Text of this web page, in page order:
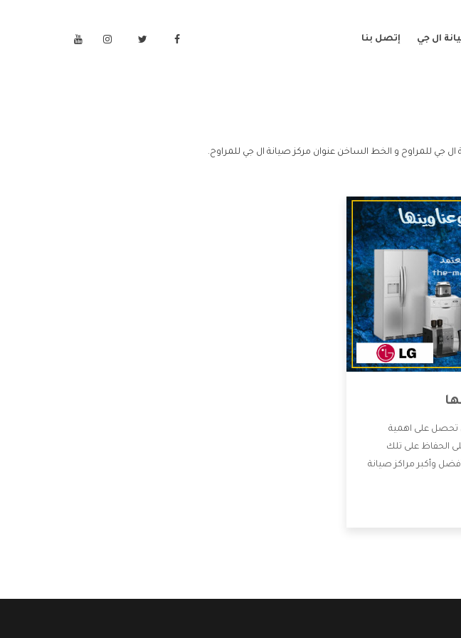
ال جي إتصل بنا
جي للمراوح و الخط الساخن عنوان مركز صيانة ال جي للمراوح.
تحصل على اهمية
الحفاظ على تلك
وأكبر مراكز صيانة
دون اى ازعاج